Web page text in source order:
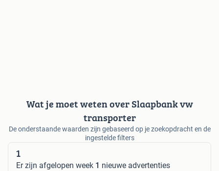
Wat je moet weten over Slaapbank vw
transporter
De onderstaande waarden zijn gebaseerd op je zoekopdracht en de
ingestelde filters
1
Er zijn afgelopen week 1 nieuwe advertenties